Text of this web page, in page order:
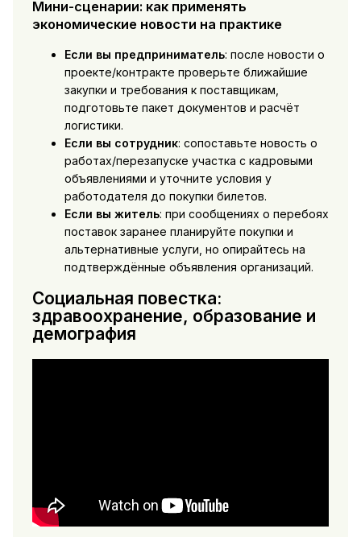
Мини-сценарии: как применять
экономические новости на практике
Если вы предприниматель: после новости о
проекте/контракте проверьте ближайшие
закупки и требования к поставщикам,
подготовьте пакет документов и расчёт
логистики.
Если вы сотрудник: сопоставьте новость о
работах/перезапуске участка с кадровыми
объявлениями и уточните условия у
работодателя до покупки билетов.
Если вы житель: при сообщениях о перебоях
поставок заранее планируйте покупки и
альтернативные услуги, но опирайтесь на
подтверждённые объявления организаций.
Социальная повестка:
здравоохранение, образование и
демография